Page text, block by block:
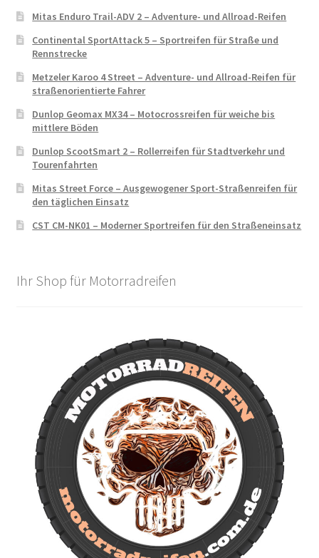
Mitas Enduro Trail-ADV 2 – Adventure- und Allroad-Reifen
Continental SportAttack 5 – Sportreifen für Straße und
Rennstrecke
Metzeler Karoo 4 Street – Adventure- und Allroad-Reifen für
straßenorientierte Fahrer
Dunlop Geomax MX34 – Motocrossreifen für weiche bis
mittlere Böden
Dunlop ScootSmart 2 – Rollerreifen für Stadtverkehr und
Tourenfahrten
Mitas Street Force – Ausgewogener Sport-Straßenreifen für
den täglichen Einsatz
CST CM-NK01 – Moderner Sportreifen für den Straßeneinsatz
Ihr Shop für Motorradreifen